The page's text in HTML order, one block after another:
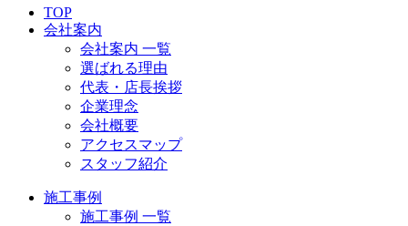
TOP
会社案内
会社案内 一覧
選ばれる理由
代表・店長挨拶
企業理念
会社概要
アクセスマップ
スタッフ紹介
施工事例
施工事例 一覧